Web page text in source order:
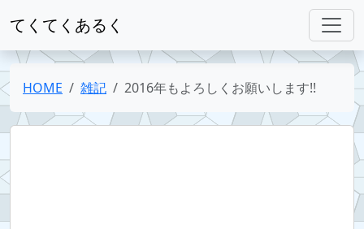
てくてくあるく
HOME 雑記 2016年もよろしくお願いします!!